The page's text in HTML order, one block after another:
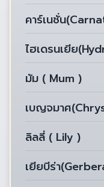
คาร์เนชั่น
ไฮเดรนเยีย
มัม ( Mum )
เบญจมาศ
ลิลลี่ ( Lily )
เยียบีร่า